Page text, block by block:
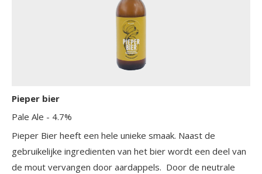
Pieper bier
Pale Ale - 4.7%
Pieper Bier heeft een hele unieke smaak. Naast de
gebruikelijke ingredienten van het bier wordt een deel van
de mout vervangen door aardappels. Door de neutrale